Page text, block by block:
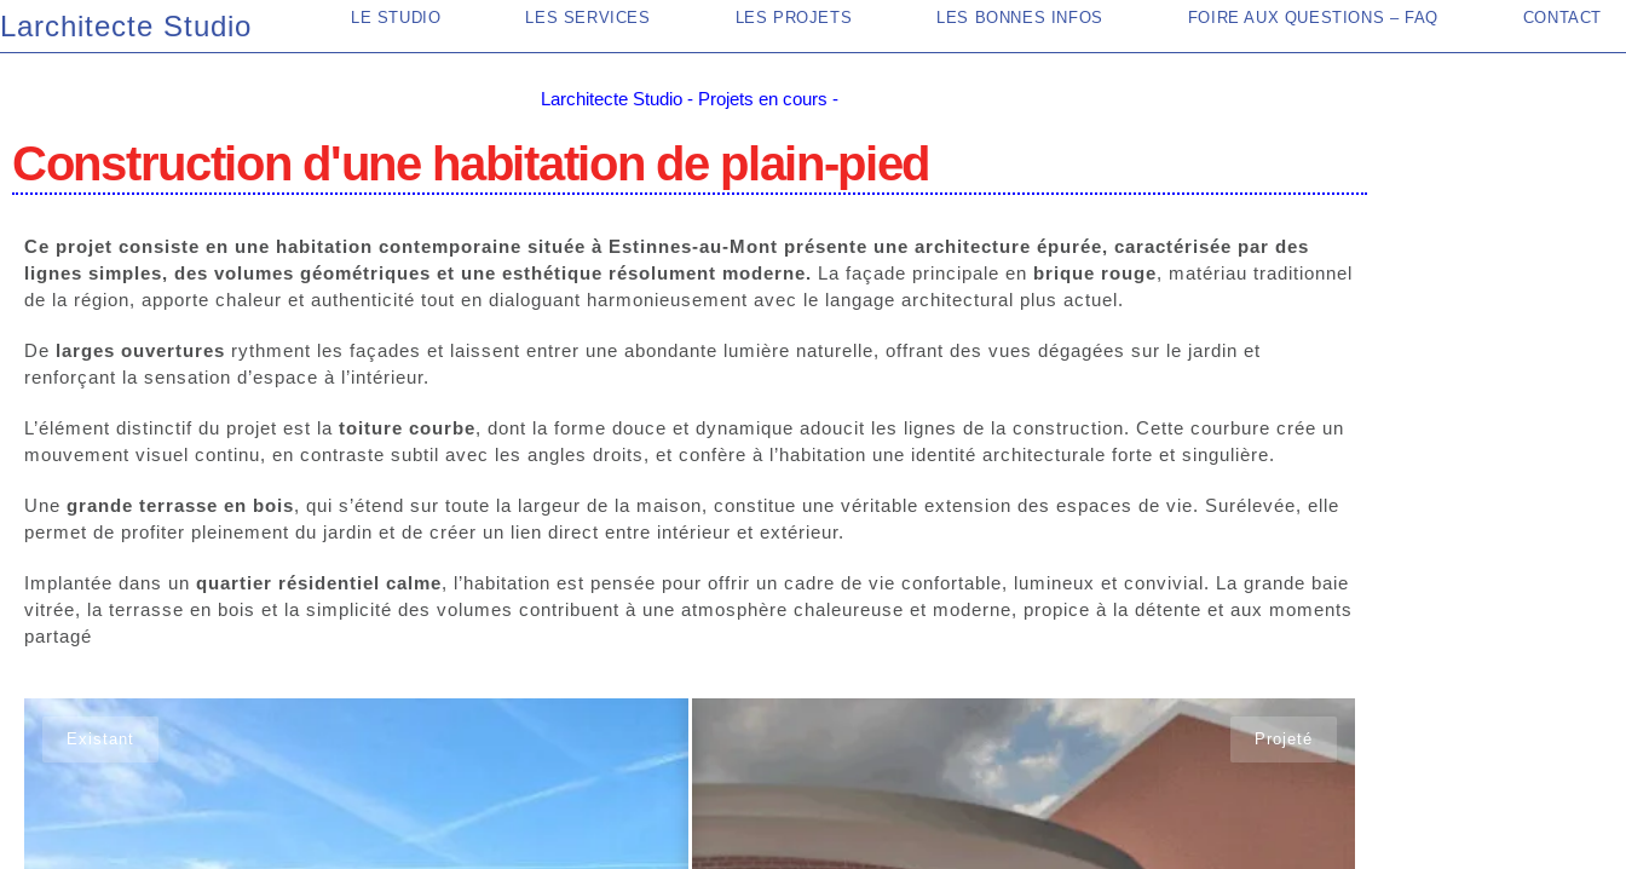
Larchitecte Studio LE STUDIO LES SERVICES LES PROJETS LES BONNES INFOS FOIRE AUX QUESTIONS – FAQ CONTACT
Larchitecte Studio - Projets en cours -
Construction d'une habitation de plain-pied
Ce projet consiste en une habitation contemporaine située à Estinnes‑au‑Mont présente une architecture épurée, caractérisée par des
lignes simples, des volumes géométriques et une esthétique résolument moderne. La façade principale en brique rouge, matériau traditionnel
de la région, apporte chaleur et authenticité tout en dialoguant harmonieusement avec le langage architectural plus actuel.
De larges ouvertures rythment les façades et laissent entrer une abondante lumière naturelle, offrant des vues dégagées sur le jardin et
renforçant la sensation d’espace à l’intérieur.
L’élément distinctif du projet est la toiture courbe, dont la forme douce et dynamique adoucit les lignes de la construction. Cette courbure crée un
mouvement visuel continu, en contraste subtil avec les angles droits, et confère à l’habitation une identité architecturale forte et singulière.
Une grande terrasse en bois, qui s’étend sur toute la largeur de la maison, constitue une véritable extension des espaces de vie. Surélevée, elle
permet de profiter pleinement du jardin et de créer un lien direct entre intérieur et extérieur.
Implantée dans un quartier résidentiel calme, l’habitation est pensée pour offrir un cadre de vie confortable, lumineux et convivial. La grande baie
vitrée, la terrasse en bois et la simplicité des volumes contribuent à une atmosphère chaleureuse et moderne, propice à la détente et aux moments
partagé
Existant Projeté